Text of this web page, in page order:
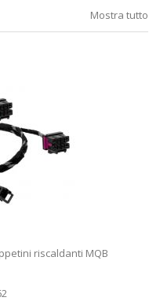
Mostra tutto
riscaldanti MQB